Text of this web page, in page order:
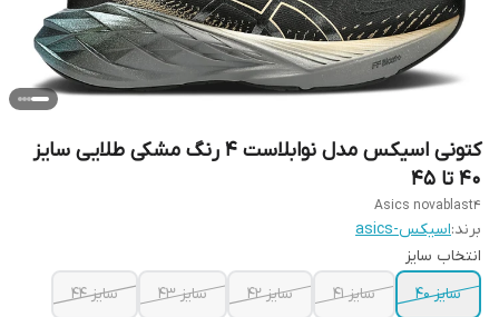
کتونی اسیکس مدل نوابلاست ۴ رنگ مشکی طلایی سایز
۴۰ تا ۴۵
Asics novablast4
برند:اسیکس-asics
انتخاب سایز
سایز ۴۰
سایز ۴۱ سایز ۴۲ سایز ۴۳ سایز ۴۴